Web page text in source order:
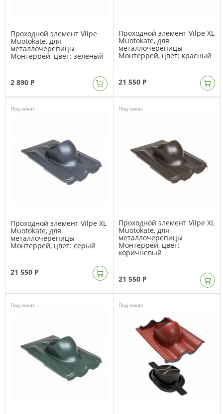
Проходной элемент Vilpe
Muotokate, для
металлочерепицы
Монтеррей, цвет: зеленый
2 890 Р
Проходной элемент Vilpe XL
Muotokate, для
металлочерепицы
Монтеррей, цвет: красный
21 550 Р
Под заказ
Проходной элемент Vilpe XL
Muotokate, для
металлочерепицы
Монтеррей, цвет: серый
21 550 Р
Под заказ
Проходной элемент Vilpe XL
Muotokate, для
металлочерепицы
Монтеррей, цвет:
коричневый
21 550 Р
Под заказ Под заказ